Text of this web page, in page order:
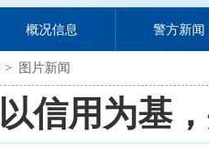
概况信息 警方新闻
> 图片新闻
以信用为基